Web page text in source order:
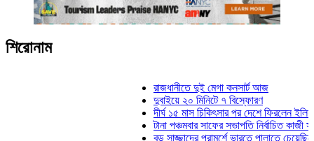
শিরোনাম
রাজধানীতে দুই মেগা কনসার্ট আজ
দুবাইয়ে ২০ মিনিটে ৭ বিস্ফোরণ
দীর্ঘ ১৫ মাস চিকিৎসার পর দেশে ফিরলেন ইলিয়াস
টানা পঞ্চমবার সাফের সভাপতি নির্বাচিত কাজী
বড় সাজ্জাদের পরামর্শে ভারতে পালাতে চেয়েছিলেন